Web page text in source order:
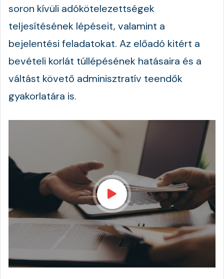
soron kívüli adókötelezettségek
teljesítésének lépéseit, valamint a
bejelentési feladatokat. Az előadó kitért a
bevételi korlát túllépésének hatásaira és a
váltást követő adminisztratív teendők
gyakorlatára is.